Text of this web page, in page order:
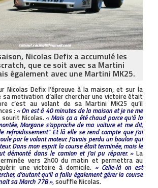
Nicolas Defix a accumulé les
que ce soit avec sa Martini
également avec une Martini MK25.
Nicolas Defix l’épreuve à la maison, et sur la
motivation d’aller chercher une victoire était
c’est au volant de sa Martini MK25 qu’il
: « On est à 40 minutes de la maison et je ne me
sourit Nicolas.« Mais ça a été chaud parce qu’à la
Morgane s’approche de ma voiture et me dit,
refroidissement''. Et là elle se rend compte que j’ai
par le volant moteur. J’avais perdu un boulon qui
Dans mon esprit la course était terminée, mais le
démonté dans le camion et j’ai pu réparer. »La
vers 2h00 du matin et permettra au
une victoire à domicile. « Celle-là on est
d’autant qu’il a fallu également gérer la course
sa March 77B », souffle Nicolas.